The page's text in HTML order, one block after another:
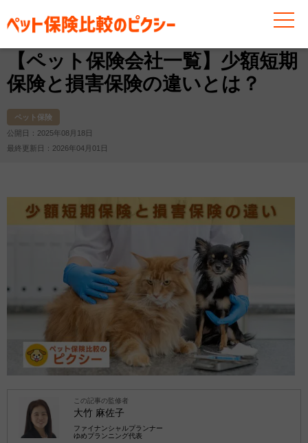
お役立ち情報 ペット保険 【ペット保険会社一覧】少
【ペット保険会社一覧】少額短期
保険と損害保険の違いとは？
ペット保険
公開日：2025年08月18日
最終更新日：2026年04月01日
この記事の監修者
大竹 麻佐子
ファイナンシャルプランナー
ゆめプランニング代表